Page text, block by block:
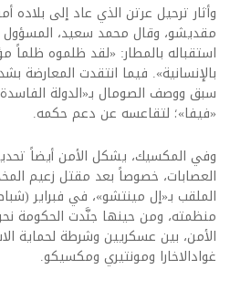
وأثار ترحيل عرتن الذي عاد إلى
مقديشو، وقال محمد سعيد،
استقباله بالمطار: «لقد ظلموه
بالإنسانية». فيما انتقدت المعارضة
سبق ووصف الصومال بـ«الدولة
«فيفا»؛ لتقاعسه عن دعم حكمه.
وفي المكسيك، يشكل الأمن أيضاً
العصابات، خصوصاً بعد مقتل زعيم
الملقب بـ«إل مينتشو»، في فبراير
الأمن، بين عسكريين وشرطة لحماية
غوادالاخارا ومونتيري ومكسيكو.